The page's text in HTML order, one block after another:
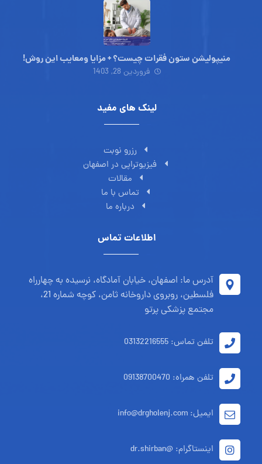
منیپولیشن ستون فقرات چیست؟ + مزایا ومعایب این روش!
فروردین 28, 1403
لینک های مفید
رزرو نوبت
فیزیوتراپی در اصفهان
مقالات
تماس با ما
درباره ما
اطلاعات تماس
آدرس ما: اصفهان، خیابان آمادگاه، نرسیده به چهارراه
فلسطین، روبروی داروخانه ثامن، کوچه شماره 21،
مجتمع پزشکی پرتو
تلفن تماس: 03132216555
تلفن همراه: 09138700470
ایمیل: info@drgholenj.com
اینستاگرام: @dr.shirban